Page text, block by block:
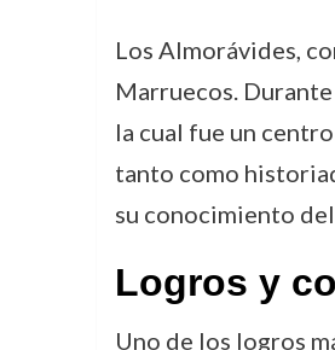
Los Almorávides,
Marruecos.
la cual fue un
tanto como
su conocimiento
Logros y
Uno de los logros